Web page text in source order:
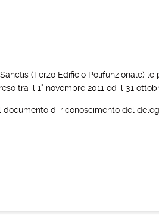
(Terzo Edificio Polifunzionale) le
tra il 1° novembre 2011 ed il 31
di riconoscimento del